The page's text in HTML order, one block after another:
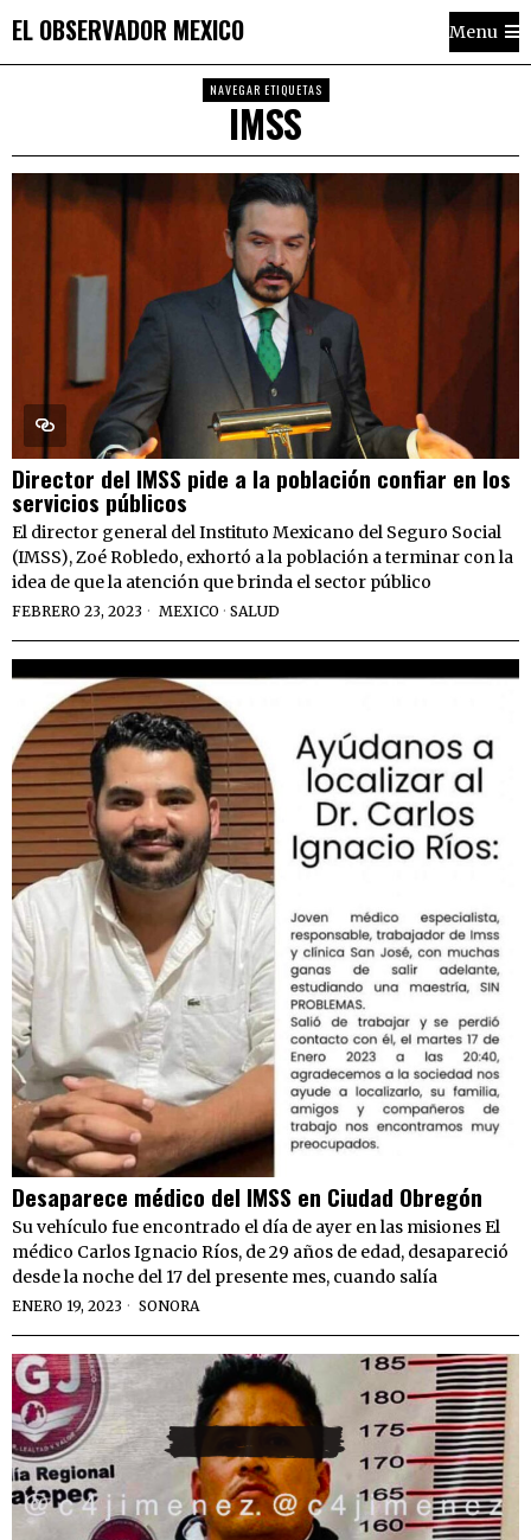
EL OBSERVADOR MEXICO Menu
NAVEGAR ETIQUETAS
IMSS
Director del IMSS pide a la población confiar en los
servicios públicos
El director general del Instituto Mexicano del Seguro Social
(IMSS), Zoé Robledo, exhortó a la población a terminar con la
idea de que la atención que brinda el sector público
FEBRERO 23, 2023 MEXICO · SALUD
Desaparece médico del IMSS en Ciudad Obregón
Su vehículo fue encontrado el día de ayer en las misiones El
médico Carlos Ignacio Ríos, de 29 años de edad, desapareció
desde la noche del 17 del presente mes, cuando salía
ENERO 19, 2023 SONORA